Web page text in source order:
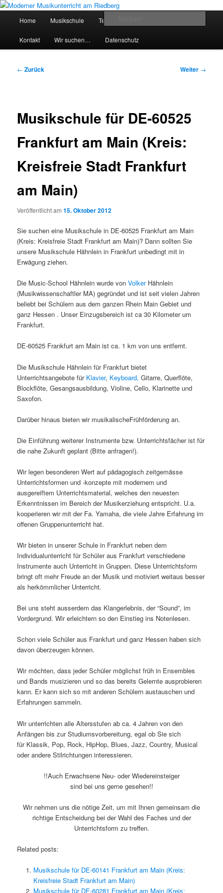
Zum
wechseln
Moderner Musikunterricht am
Home Musikschule Team
Kontakt Wir suchen… Datenschutz
Beitragsnavigation
← Zurück Weiter →
Musikschule für DE-60525
Frankfurt am Main (Kreis:
Kreisfreie Stadt Frankfurt
am Main)
Veröffentlicht am15. Oktober 2012
Sie suchen eine Musikschule in DE-60525 Frankfurt am Main
(Kreis: Kreisfreie Stadt Frankfurt am Main)? Dann sollten Sie
unsere Musikschule Hähnlein in Frankfurt unbedingt mit in
Erwägung ziehen.
Die Music-School Hähnlein wurde vonVolkerHähnlein
(Musikwissenschaftler MA) gegründet und ist seit vielen Jahren
beliebt bei Schülern aus dem ganzen Rhein Main Gebiet und
ganz Hessen . Unser Einzugsbereich ist ca 30 Kilometer um
Frankfurt.
DE-60525 Frankfurt am Main ist ca. 1 km von uns entfernt.
Die Musikschule Hähnlein für Frankfurt bietet
Unterrichtsangebote für Klavier, Keyboard,Gitarre, Querflöte,
Blockflöte, Gesangsausbildung, Violine, Cello, Klarinette und
Saxofon.
Darüber hinaus bieten wir musikalischeFrühförderung an.
Die Einführung weiterer Instrumente bzw. Unterrichtsfächer ist für
die nahe Zukunft geplant (Bitte anfragen!).
Wir legen besonderen Wert auf pädagogisch zeitgemässe
Unterrichtsformen und -konzepte mit modernem und
ausgereiftem Unterrichtsmaterial, welches den neuesten
Erkenntnissen im Bereich der Musikerziehung entspricht. U.a.
kooperieren wir mit der Fa. Yamaha, die viele Jahre Erfahrung im
offenen Gruppenunterricht hat.
Wir bieten in unserer Schule in Frankfurt neben dem
Individualunterricht für Schüler aus Frankfurt verschiedene
Instrumente auch Unterricht in Gruppen. Diese Unterrichtsform
bringt oft mehr Freude an der Musik und motiviert weitaus besser
als herkömmlicher Unterricht.
Bei uns steht ausserdem das Klangerlebnis, der “Sound”, im
Vordergrund. Wir erleichtern so den Einstieg ins Notenlesen.
Schon viele Schüler aus Frankfurt und ganz Hessen haben sich
davon überzeugen können.
Wir möchten, dass jeder Schüler möglichst früh in Ensembles
und Bands musizieren und so das bereits Gelernte ausprobieren
kann. Er kann sich so mit anderen Schülern austauschen und
Erfahrungen sammeln.
Wir unterrichten alle Altersstufen ab ca. 4 Jahren von den
Anfängen bis zur Studiumsvorbereitung, egal ob Sie sich
für Klassik, Pop, Rock, HipHop, Blues, Jazz, Country, Musical
oder andere Stilrichtungen interessieren.
!!Auch Erwachsene Neu- oder Wiedereinsteiger
sind bei uns gerne gesehen!!
Wir nehmen uns die nötige Zeit, um mit Ihnen gemeinsam die
richtige Entscheidung bei der Wahl des Faches und der
Unterrichtsform zu treffen.
Related posts:
Musikschule für DE-60141 Frankfurt am Main (Kreis:
Kreisfreie Stadt Frankfurt am Main)
Musikschule für DE-60281 Frankfurt am Main (Kreis: